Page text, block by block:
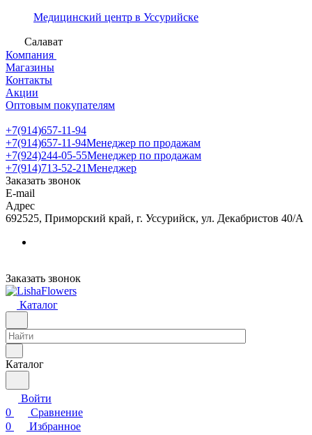
Медицинский центр в Уссурийске
Салават
Компания
Магазины
Контакты
Акции
Оптовым покупателям
+7(914)657-11-94
+7(914)657-11-94Менеджер по продажам
+7(924)244-05-55Менеджер по продажам
+7(914)713-52-21Менеджер
Заказать звонок
E-mail
Адрес
692525, Приморский край, г. Уссурийск, ул. Декабристов 40/А
Заказать звонок
Каталог
Каталог
Войти
0
Сравнение
0
Избранное